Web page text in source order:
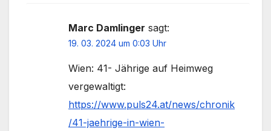
Marc Damlinger sagt:
19. 03. 2024 um 0:03 Uhr
Wien: 41- Jährige auf Heimweg
vergewaltigt:
https://www.puls24.at/news/chronik
/41-jaehrige-in-wien-